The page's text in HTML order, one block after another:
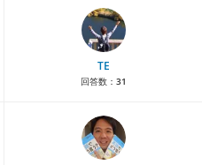
TE
回答数： 31